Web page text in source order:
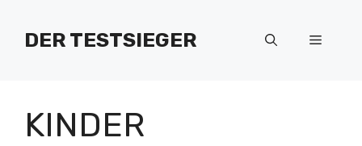
Inhalt
springenDER TESTSIEGER Menü
KINDER